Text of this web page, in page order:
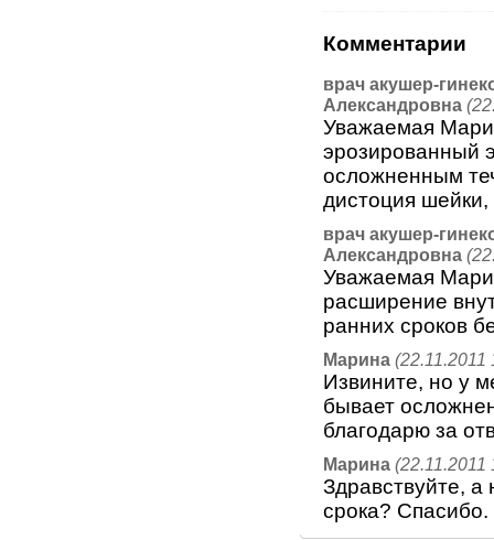
Комментарии
врач акушер-
Александровна
Уважаемая
эрозированный
осложненным
дистоция
врач акушер-
Александровна
Уважаемая
расширение
ранних сроков
Марина (22.11.2011
Извините, но у
бывает
благодарю за
Марина (22.11.2011
Здравствуйте, а
срока? Спасибо.